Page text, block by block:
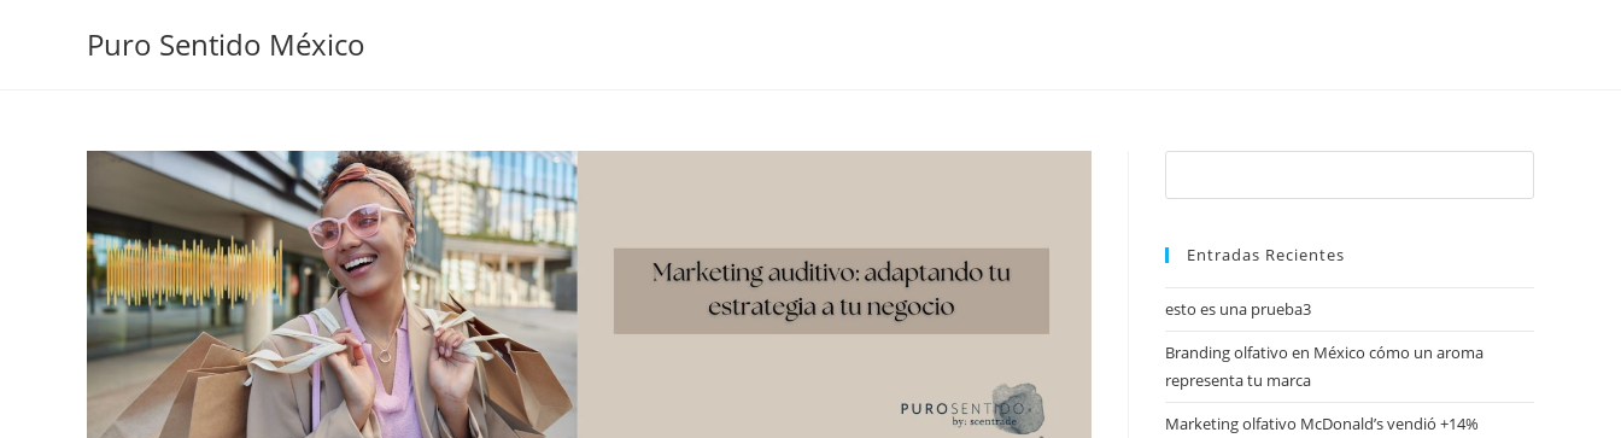
Puro Sentido México
Entradas Recientes
esto es una prueba3
Branding olfativo en México cómo un aroma
representa tu marca
Marketing olfativo McDonald’s vendió +14%